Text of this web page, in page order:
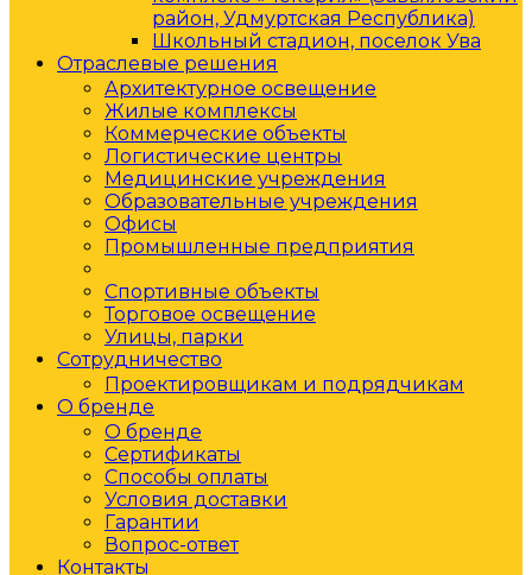
район, Удмуртская Республика)
Школьный стадион, поселок Ува
Отраслевые решения
Архитектурное освещение
Жилые комплексы
Коммерческие объекты
Логистические центры
Медицинские учреждения
Образовательные учреждения
Офисы
Промышленные предприятия
Спортивные объекты
Торговое освещение
Улицы, парки
Сотрудничество
Проектировщикам и подрядчикам
О бренде
О бренде
Сертификаты
Способы оплаты
Условия доставки
Гарантии
Вопрос-ответ
Контакты